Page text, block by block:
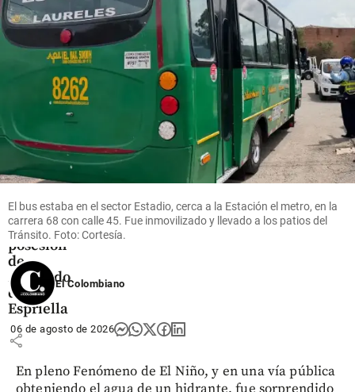
share share
Colombia
¡Pilas!
Estas son
las
ciudades
donde
hay ley
seca por
posesión
de
Abelardo
de la
Espriella
share
El bus estaba en el sector Estadio, cerca a la Estación el metro, en la
carrera 68 con calle 45. Fue inmovilizado y llevado a los patios del
Tránsito. Foto: Cortesía.
El Colombiano
06 de agosto de 2026
En pleno Fenómeno de El Niño, y en una vía pública